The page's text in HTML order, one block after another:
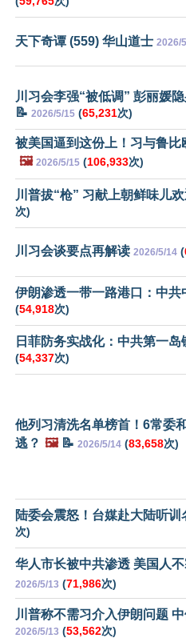
天下奇谭 (559) 华山道士 2026/
川习会李强“被低调” 彭丽媛
📝 2026/5/15 (65,231次)
被美国逼到这份上！习与鲁比
🖼️ 2026/5/15 (106,933次)
川普拔“枪” 习献上朝鲜味儿
次)
川习会谈要点再解读 2026/5/14 (
伊朗渗透一带一路港口：中共
(54,918次)
日菲防务实战化：中共第一
(54,337次)
他列习清洗名单榜首！6常委
逃？ 🖼️📝 2026/5/14 (83,658次)
陆委会震怒！台媒赴大陆听训
次)
华人市长被中共渗透 美国人
2026/5/13 (71,986次)
川普称不需习介入伊朗问题
2026/5/13 (53,562次)